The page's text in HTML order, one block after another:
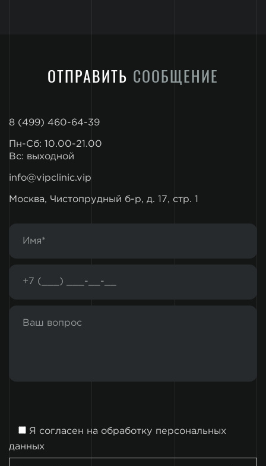
ОТПРАВИТЬ СООБЩЕНИЕ
8 (499) 460-64-39
Пн-Сб: 10.00-21.00
Вс: выходной
info@vipclinic.vip
Москва, Чистопрудный б-р, д. 17, стр. 1
Я согласен на обработку персональных
данных